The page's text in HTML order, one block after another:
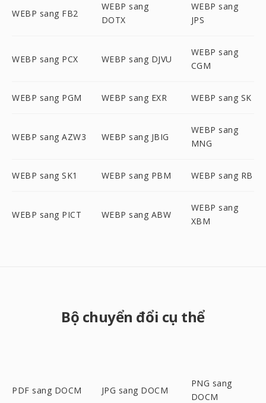
WEBP sang FB2
WEBP sang
DOTX
WEBP sang
JPS
WEBP sang PCX WEBP sang DJVU
WEBP sang
CGM
WEBP sang PGM WEBP sang EXR WEBP sang SK
WEBP sang AZW3 WEBP sang JBIG
WEBP sang
MNG
WEBP sang SK1 WEBP sang PBM WEBP sang RB
WEBP sang PICT WEBP sang ABW
WEBP sang
XBM
Bộ chuyển đổi cụ thể
PDF sang DOCM JPG sang DOCM
PNG sang
DOCM